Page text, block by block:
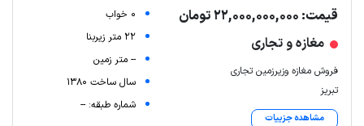
قیمت: 22,000,000,000 تومان
مغازه و تجاری
فروش مغازه وزیرزمین تجاری
تبریز
مشاهده جزییات
0 خواب
22 متر زیربنا
-- متر زمین
سال ساخت 1380
شماره طبقه: --